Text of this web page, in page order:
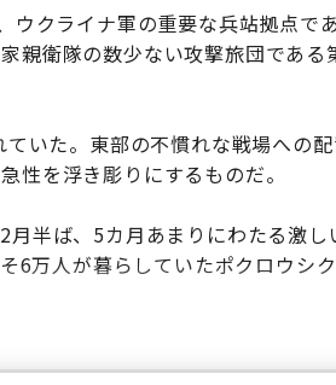
クライナ軍の重要な兵站拠点で
親衛隊の数少ない攻撃旅団である
いた。東部の不慣れな戦場への
性を浮き彫りにするものだ。
半ば、5カ月あまりにわたる激し
6万人が暮らしていたポクロウシ